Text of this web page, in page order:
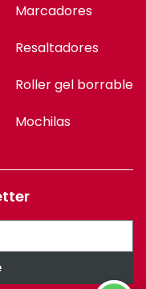
Marcadores
Resaltadores
Roller gel borrable
Mochilas